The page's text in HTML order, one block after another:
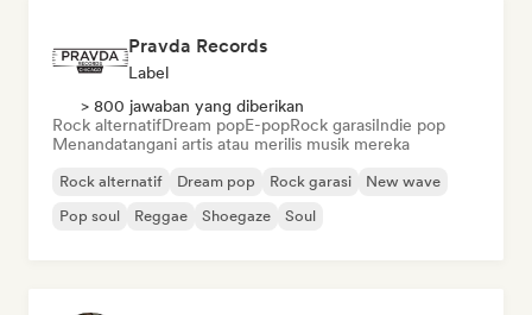
Pravda Records
Label
> 800 jawaban yang diberikan
Rock alternatifDream popE-popRock garasiIndie pop
Menandatangani artis atau merilis musik mereka
Rock alternatif Dream pop Rock garasi
New wave
Pop soul
Reggae Shoegaze Soul